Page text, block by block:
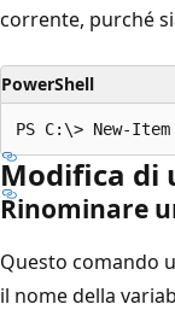
corrente, purché
PowerShell
Modifica di
Rinominare
Questo comando
il nome della